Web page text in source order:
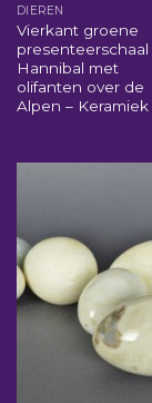
DIEREN
Vierkant groene
presenteerschaal
Hannibal met
olifanten over de
Alpen – Keramiek